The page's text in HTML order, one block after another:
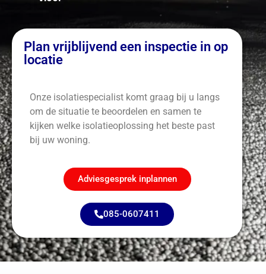
Plan vrijblijvend een inspectie in op
locatie
Onze isolatiespecialist komt graag bij u langs
om de situatie te beoordelen en samen te
kijken welke isolatieoplossing het beste past
bij uw woning.
Adviesgesprek inplannen
085-0607411